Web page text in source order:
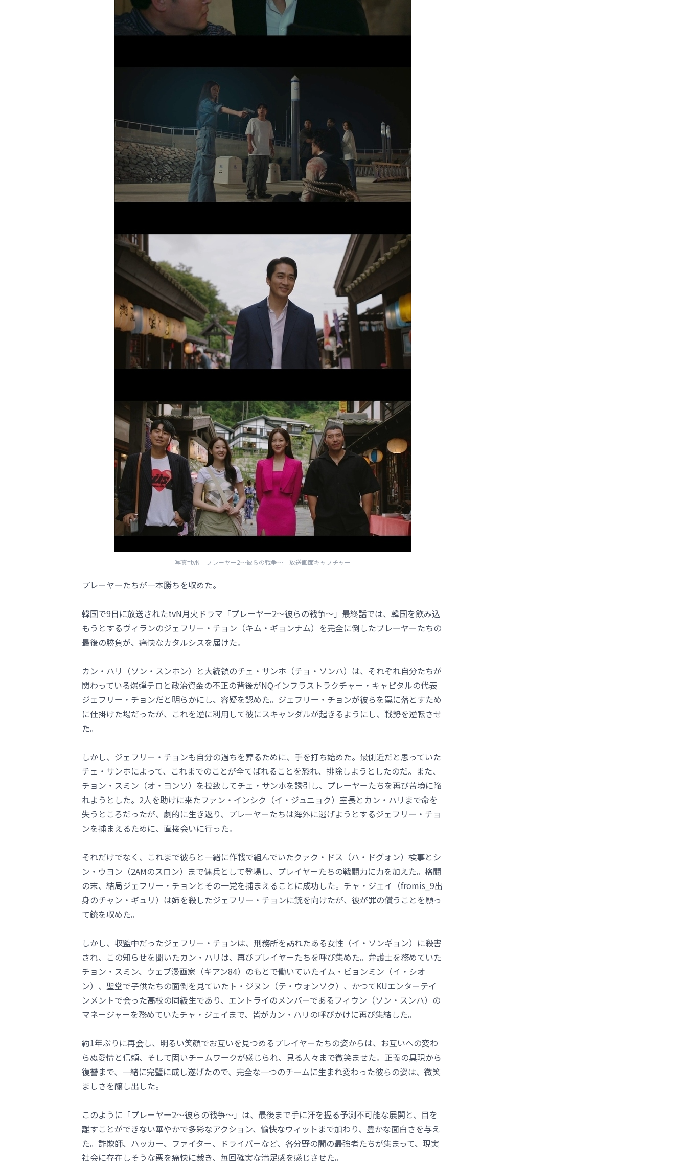
写真=tvN「プレーヤー2～彼らの戦争～」放送画面キャプチャー
プレーヤーたちが一本勝ちを収めた。
韓国で9日に放送されたtvN月火ドラマ「プレーヤー2～彼らの戦争～」最終話では、韓国を飲み込
もうとするヴィランのジェフリー・チョン（キム・ギョンナム）を完全に倒したプレーヤーたちの
最後の勝負が、痛快なカタルシスを届けた。
カン・ハリ（ソン・スンホン）と大統領のチェ・サンホ（チョ・ソンハ）は、それぞれ自分たちが
関わっている爆弾テロと政治資金の不正の背後がNQインフラストラクチャー・キャピタルの代表
ジェフリー・チョンだと明らかにし、容疑を認めた。ジェフリー・チョンが彼らを罠に落とすため
に仕掛けた場だったが、これを逆に利用して彼にスキャンダルが起きるようにし、戦勢を逆転させ
た。
しかし、ジェフリー・チョンも自分の過ちを葬るために、手を打ち始めた。最側近だと思っていた
チェ・サンホによって、これまでのことが全てばれることを恐れ、排除しようとしたのだ。また、
チョン・スミン（オ・ヨンソ）を拉致してチェ・サンホを誘引し、プレーヤーたちを再び苦境に陥
れようとした。2人を助けに来たファン・インシク（イ・ジュニョク）室長とカン・ハリまで命を
失うところだったが、劇的に生き返り、プレーヤーたちは海外に逃げようとするジェフリー・チョ
ンを捕まえるために、直接会いに行った。
それだけでなく、これまで彼らと一緒に作戦で組んでいたクァク・ドス（ハ・ドグォン）検事とシ
ン・ウヨン（2AMのスロン）まで傭兵として登場し、プレイヤーたちの戦闘力に力を加えた。格闘
の末、結局ジェフリー・チョンとその一党を捕まえることに成功した。チャ・ジェイ（fromis_9出
身のチャン・ギュリ）は姉を殺したジェフリー・チョンに銃を向けたが、彼が罪の償うことを願っ
て銃を収めた。
しかし、収監中だったジェフリー・チョンは、刑務所を訪れたある女性（イ・ソンギョン）に殺害
され、この知らせを聞いたカン・ハリは、再びプレイヤーたちを呼び集めた。弁護士を務めていた
チョン・スミン、ウェブ漫画家（キアン84）のもとで働いていたイム・ビョンミン（イ・シオ
ン）、聖堂で子供たちの面倒を見ていたト・ジヌン（テ・ウォンソク）、かつてKUエンターテイ
ンメントで会った高校の同級生であり、エントライのメンバーであるフィウン（ソン・スンハ）の
マネージャーを務めていたチャ・ジェイまで、皆がカン・ハリの呼びかけに再び集結した。
約1年ぶりに再会し、明るい笑顔でお互いを見つめるプレイヤーたちの姿からは、お互いへの変わ
らぬ愛情と信頼、そして固いチームワークが感じられ、見る人々まで微笑ませた。正義の具現から
復讐まで、一緒に完璧に成し遂げたので、完全な一つのチームに生まれ変わった彼らの姿は、微笑
ましさを醸し出した。
このように「プレーヤー2～彼らの戦争～」は、最後まで手に汗を握る予測不可能な展開と、目を
離すことができない華やかで多彩なアクション、愉快なウィットまで加わり、豊かな面白さを与え
た。詐欺師、ハッカー、ファイター、ドライバーなど、各分野の闇の最強者たちが集まって、現実
社会に存在しそうな悪を痛快に裁き、毎回確実な満足感を感じさせた。